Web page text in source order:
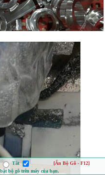
Tắt
[Ẩn Bộ Gõ - F12]
bộ gõ trên máy của bạn.